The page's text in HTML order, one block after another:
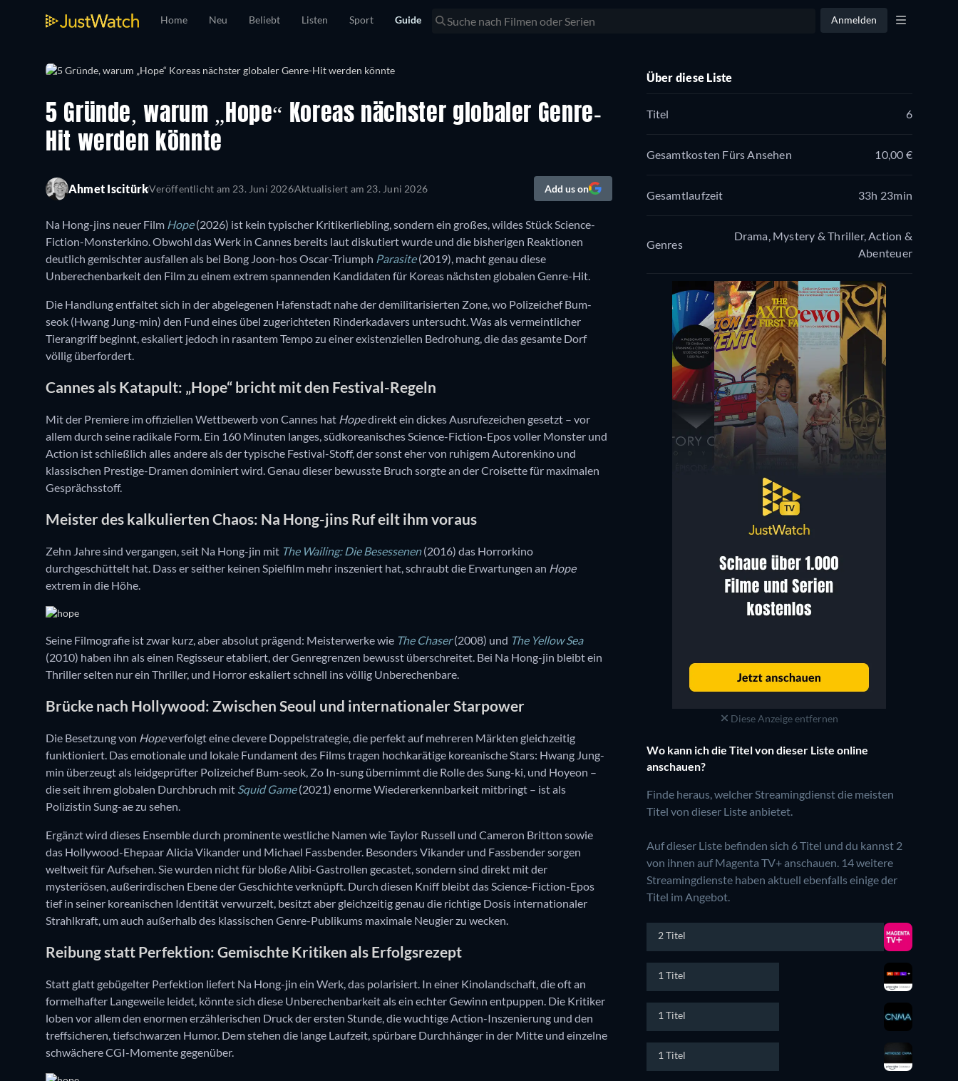
Home Neu Beliebt Listen Sport Guide Anmelden
5 Gründe, warum „Hope“ Koreas nächster globaler Genre-
Hit werden könnte
Ahmet IscitürkVeröffentlicht am 23. Juni 2026Aktualisiert am 23. Juni 2026 Add us on
Na Hong-jins neuer Film Hope (2026) ist kein typischer Kritikerliebling, sondern ein großes, wildes Stück Science-
Fiction-Monsterkino. Obwohl das Werk in Cannes bereits laut diskutiert wurde und die bisherigen Reaktionen
deutlich gemischter ausfallen als bei Bong Joon-hos Oscar-Triumph Parasite(2019), macht genau diese
Unberechenbarkeit den Film zu einem extrem spannenden Kandidaten für Koreas nächsten globalen Genre-Hit.
Die Handlung entfaltet sich in der abgelegenen Hafenstadt nahe der demilitarisierten Zone, wo Polizeichef Bum-
seok (Hwang Jung-min) den Fund eines übel zugerichteten Rinderkadavers untersucht. Was als vermeintlicher
Tierangriff beginnt, eskaliert jedoch in rasantem Tempo zu einer existenziellen Bedrohung, die das gesamte Dorf
völlig überfordert.
Cannes als Katapult: „Hope“ bricht mit den Festival-Regeln
Mit der Premiere im offiziellen Wettbewerb von Cannes hat Hopedirekt ein dickes Ausrufezeichen gesetzt – vor
allem durch seine radikale Form. Ein 160 Minuten langes, südkoreanisches Science-Fiction-Epos voller Monster und
Action ist schließlich alles andere als der typische Festival-Stoff, der sonst eher von ruhigem Autorenkino und
klassischen Prestige-Dramen dominiert wird. Genau dieser bewusste Bruch sorgte an der Croisette für maximalen
Gesprächsstoff.
Meister des kalkulierten Chaos: Na Hong-jins Ruf eilt ihm voraus
Zehn Jahre sind vergangen, seit Na Hong-jin mit The Wailing: Die Besessenen(2016) das Horrorkino
durchgeschüttelt hat. Dass er seither keinen Spielfilm mehr inszeniert hat, schraubt die Erwartungen an Hope
extrem in die Höhe.
Seine Filmografie ist zwar kurz, aber absolut prägend: Meisterwerke wie The Chaser(2008) und The Yellow Sea
(2010) haben ihn als einen Regisseur etabliert, der Genregrenzen bewusst überschreitet. Bei Na Hong-jin bleibt ein
Thriller selten nur ein Thriller, und Horror eskaliert schnell ins völlig Unberechenbare.
Brücke nach Hollywood: Zwischen Seoul und internationaler Starpower
Die Besetzung von Hopeverfolgt eine clevere Doppelstrategie, die perfekt auf mehreren Märkten gleichzeitig
funktioniert. Das emotionale und lokale Fundament des Films tragen hochkarätige koreanische Stars: Hwang Jung-
min überzeugt als leidgeprüfter Polizeichef Bum-seok, Zo In-sung übernimmt die Rolle des Sung-ki, und Hoyeon –
die seit ihrem globalen Durchbruch mit Squid Game (2021) enorme Wiedererkennbarkeit mitbringt – ist als
Polizistin Sung-ae zu sehen.
Ergänzt wird dieses Ensemble durch prominente westliche Namen wie Taylor Russell und Cameron Britton sowie
das Hollywood-Ehepaar Alicia Vikander und Michael Fassbender. Besonders Vikander und Fassbender sorgen
weltweit für Aufsehen. Sie wurden nicht für bloße Alibi-Gastrollen gecastet, sondern sind direkt mit der
mysteriösen, außerirdischen Ebene der Geschichte verknüpft. Durch diesen Kniff bleibt das Science-Fiction-Epos
tief in seiner koreanischen Identität verwurzelt, besitzt aber gleichzeitig genau die richtige Dosis internationaler
Strahlkraft, um auch außerhalb des klassischen Genre-Publikums maximale Neugier zu wecken.
Reibung statt Perfektion: Gemischte Kritiken als Erfolgsrezept
Statt glatt gebügelter Perfektion liefert Na Hong-jin ein Werk, das polarisiert. In einer Kinolandschaft, die oft an
formelhafter Langeweile leidet, könnte sich diese Unberechenbarkeit als ein echter Gewinn entpuppen. Die Kritiker
loben vor allem den enormen erzählerischen Druck der ersten Stunde, die wuchtige Action-Inszenierung und den
treffsicheren, tiefschwarzen Humor. Dem stehen die lange Laufzeit, spürbare Durchhänger in der Mitte und einzelne
schwächere CGI-Momente gegenüber.
Über diese Liste
Titel 6
Gesamtkosten Fürs Ansehen 10,00 €
Gesamtlaufzeit 33h 23min
Genres
Drama, Mystery & Thriller, Action &
Abenteuer
Diese Anzeige entfernen
Wo kann ich die Titel von dieser Liste online
anschauen?
Finde heraus, welcher Streamingdienst die meisten
Titel von dieser Liste anbietet.
Auf dieser Liste befinden sich 6 Titel und du kannst 2
von ihnen auf Magenta TV+ anschauen. 14 weitere
Streamingdienste haben aktuell ebenfalls einige der
Titel im Angebot.
2 Titel
1 Titel
1 Titel
1 Titel